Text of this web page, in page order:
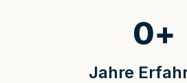
Jahre
0+